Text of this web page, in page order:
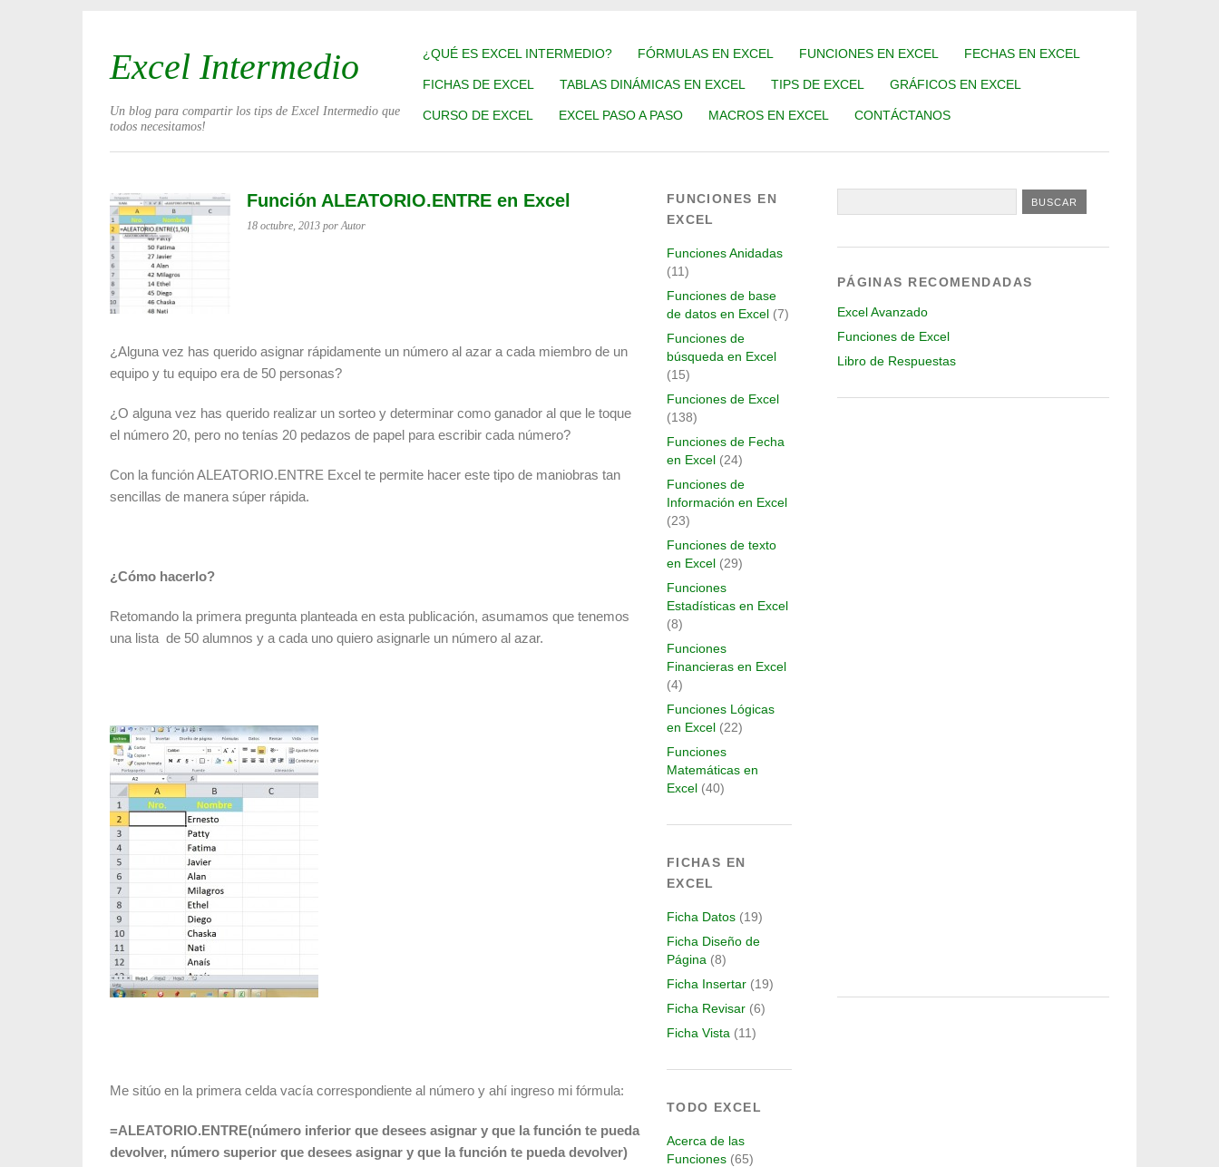
¿QUÉ ES EXCEL INTERMEDIO? FÓRMULAS EN EXCEL FUNCIONES EN EXCEL FECHAS EN EXCEL
FICHAS DE EXCEL TABLAS DINÁMICAS EN EXCEL TIPS DE EXCEL GRÁFICOS EN EXCEL
CURSO DE EXCEL EXCEL PASO A PASO MACROS EN EXCEL CONTÁCTANOS
Excel Intermedio
Un blog para compartir los tips de Excel Intermedio que
todos necesitamos!
Función ALEATORIO.ENTRE en Excel
18 octubre, 2013 por Autor
¿Alguna vez has querido asignar rápidamente un número al azar a cada miembro de un
equipo y tu equipo era de 50 personas?
¿O alguna vez has querido realizar un sorteo y determinar como ganador al que le toque
el número 20, pero no tenías 20 pedazos de papel para escribir cada número?
Con la función ALEATORIO.ENTRE Excel te permite hacer este tipo de maniobras tan
sencillas de manera súper rápida.
¿Cómo hacerlo?
Retomando la primera pregunta planteada en esta publicación, asumamos que tenemos
una lista de 50 alumnos y a cada uno quiero asignarle un número al azar.
Me sitúo en la primera celda vacía correspondiente al número y ahí ingreso mi fórmula:
=ALEATORIO.ENTRE(número inferior que desees asignar y que la función te pueda
devolver, número superior que desees asignar y que la función te pueda devolver)
FUNCIONES EN
EXCEL
Funciones Anidadas
(11)
Funciones de base
de datos en Excel(7)
Funciones de
búsqueda en Excel
(15)
Funciones de Excel
(138)
Funciones de Fecha
en Excel(24)
Funciones de
Información en Excel
(23)
Funciones de texto
en Excel(29)
Funciones
Estadísticas en Excel
(8)
Funciones
Financieras en Excel
(4)
Funciones Lógicas
en Excel(22)
Funciones
Matemáticas en
Excel(40)
FICHAS EN
EXCEL
Ficha Datos(19)
Ficha Diseño de
Página (8)
Ficha Insertar(19)
Ficha Revisar(6)
Ficha Vista (11)
TODO EXCEL
Acerca de las
Funciones(65)
PÁGINAS RECOMENDADAS
Excel Avanzado
Funciones de Excel
Libro de Respuestas